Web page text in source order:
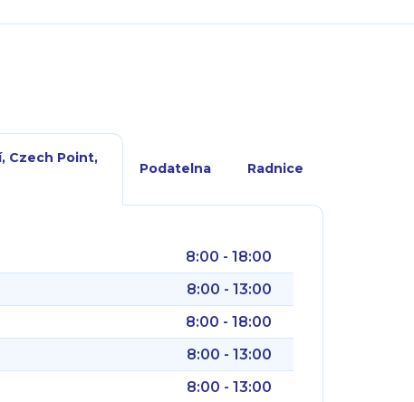
Czech Point,
Podatelna Radnice
8:00 - 18:00
8:00 - 13:00
8:00 - 18:00
8:00 - 13:00
8:00 - 13:00